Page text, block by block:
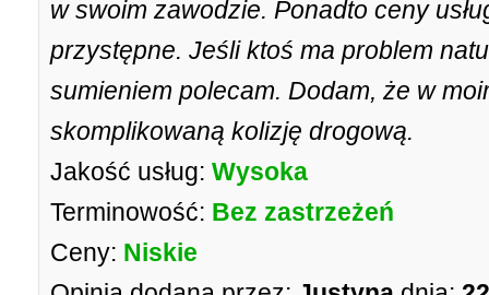
w swoim zawodzie. Ponadto ceny
przystępne. Jeśli ktoś ma problem
sumieniem polecam. Dodam, że w
skomplikowaną kolizję drogową.
Jakość usług: Wysoka
Terminowość: Bez zastrzeżeń
Ceny: Niskie